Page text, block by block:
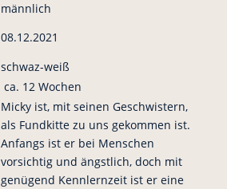
männlich
08.12.2021
schwaz-weiß
ca. 12 Wochen
Micky ist, mit seinen Geschwistern,
als Fundkitte zu uns gekommen ist.
Anfangs ist er bei Menschen
vorsichtig und ängstlich, doch mit
genügend Kennlernzeit ist er eine